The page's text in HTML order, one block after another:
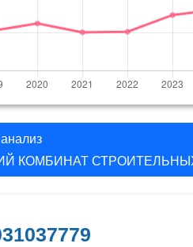
КОМБИНАТ